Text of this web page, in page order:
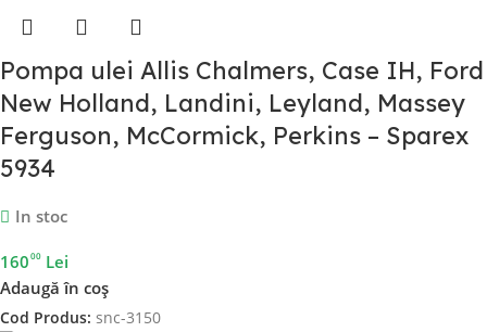
Pompa ulei Allis Chalmers, Case IH, Ford
New Holland, Landini, Leyland, Massey
Ferguson, McCormick, Perkins – Sparex
5934
In stoc
16000 Lei
Adaugă în coș
Cod Produs: snc-3150